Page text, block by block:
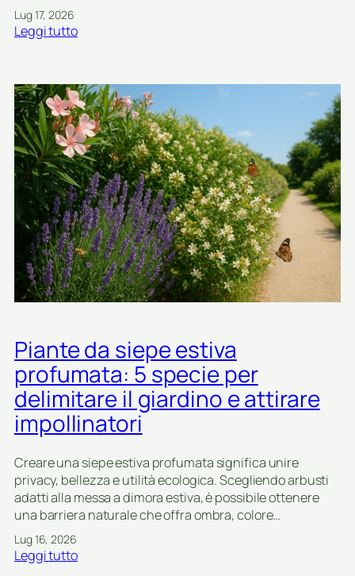
a
i
a
u
t
o
c
t
o
n
i
p
e
r
a
r
d
i
n
i
d
o
m
e
i
Lug 17, 2026
Leggi tutto:
a
m
i
n
a
c
e
e
n
a
n
e
d
a
s
o
p
e
r
a
l
c
o
i
Piante da siepe estiva
profumata: 5 specie per
delimitare il giardino e attirare
impollinatori
Creare una siepe estiva profumata significa unire
privacy, bellezza e utilità ecologica. Scegliendo arbusti
adatti alla messa a dimora estiva, è possibile ottenere
una barriera naturale che offra ombra, colore…
Lug 16, 2026
Leggi tutto: